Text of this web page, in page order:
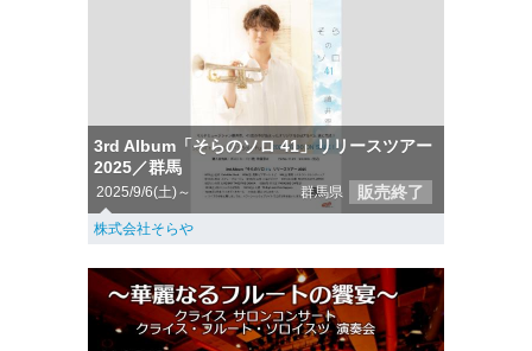
3rd Album「そらのソロ 41」リリースツアー
2025／群馬
2025/9/6(土)～ 群馬県 販売終了
株式会社そらや